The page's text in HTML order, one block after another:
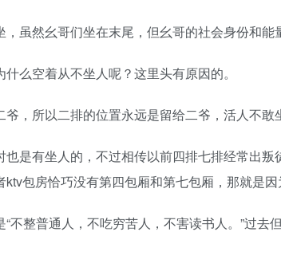
虽然幺哥们坐在末尾，但幺哥的社会身份和能
么空着从不坐人呢？这里头有原因的。
，所以二排的位置永远是留给二爷，活人不敢
也是有坐人的，不过相传以前四排七排经常出
包房恰巧没有第四包厢和第七包厢，那就是因
不整普通人，不吃穷苦人，不害读书人。”过